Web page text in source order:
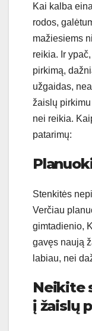
Kai kalba
rodos,
mažiesiems
reikia. Ir
pirkimą,
užgaidas,
žaislų
nei reikia.
patarimų:
Stenkitės
Verčiau
gimtadienio,
gavęs naują
labiau, nei
Neikite
įžaislų